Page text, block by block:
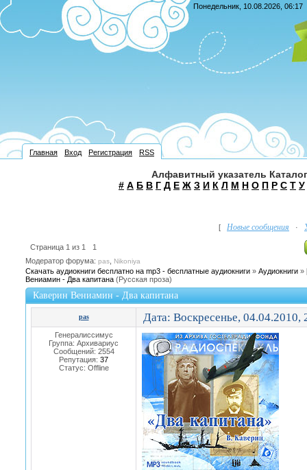
Понедельник, 10.08.2026, 06:17
Главная Вход Регистрация RSS
Алфавитный указатель
# А Б В Г Д Е Ж З И К Л М Н О П Р С Т У
[ Новые сообщения ·
Страница 1 из 1
1
Модератор форума: pas Nikoniya
Скачать аудиокниги бесплатно на mp3 - бесплатные аудиокниги » Аудиокниги »
Вениамин - Два капитана (Русская проза)
Каверин Вениамин - Два капитана
pas Дата: Воскресенье,
Генералиссимус
Группа: Архивариус
Сообщений: 2554
Репутация: 37
Статус: Offline